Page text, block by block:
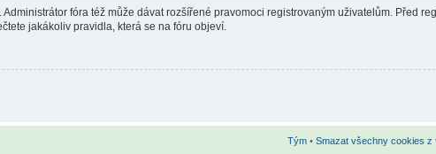
fóra též může dávat rozšířené pravomoci registrovaným uživatelům. Před
jakákoliv pravidla, která se na fóru objeví.
Tým • Smazat všechny cookies z